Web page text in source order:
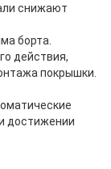
снижают
борта.
действия,
покрышки.
достижении